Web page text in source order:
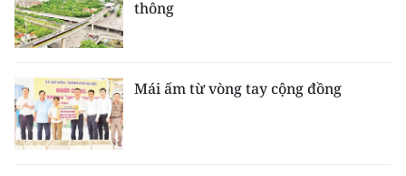
thông
Mái ấm từ vòng tay cộng đồng